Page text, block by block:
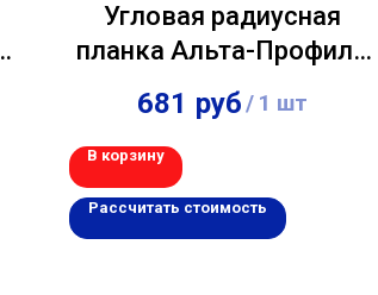
Угловая радиусная
планка Альта-Профиль
Белый 3,00 м
681 руб/ 1 шт
В корзину
Рассчитать стоимость